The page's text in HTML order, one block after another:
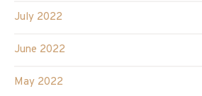
July 2022
June 2022
May 2022